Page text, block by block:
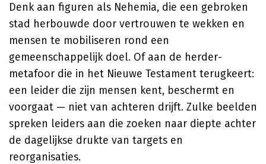
Denk aan figuren als Nehemia, die een gebroken
stad herbouwde door vertrouwen te wekken en
mensen te mobiliseren rond een
gemeenschappelijk doel. Of aan de herder-
metafoor die in het Nieuwe Testament terugkeert:
een leider die zijn mensen kent, beschermt en
voorgaat — niet van achteren drijft. Zulke beelden
spreken leiders aan die zoeken naar diepte achter
de dagelijkse drukte van targets en
reorganisaties.